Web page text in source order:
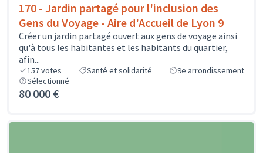
170 - Jardin partagé pour l'inclusion des
Gens du Voyage - Aire d'Accueil de Lyon 9
Créer un jardin partagé ouvert aux gens de voyage ainsi
qu'à tous les habitantes et les habitants du quartier,
afin...
157votes Santé et solidarité
9e arrondissement
Sélectionné
80 000 €